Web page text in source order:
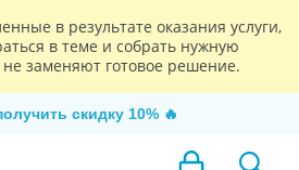
в результате оказания услуги,
в теме и собрать нужную
заменяют готовое решение.
скидку 10% 🔥